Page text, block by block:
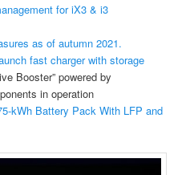
for iX3 & i3
as of autumn 2021.
fast charger with storage
Booster” powered by
in operation
kWh Battery Pack With LFP and